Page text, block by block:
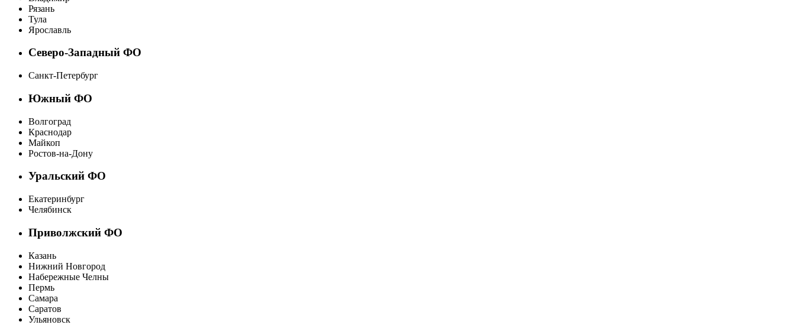
Рязань
Тула
Ярославль
Северо-Западный ФО
Санкт-Петербург
Южный ФО
Волгоград
Краснодар
Майкоп
Ростов-на-Дону
Уральский ФО
Екатеринбург
Челябинск
Приволжский ФО
Казань
Нижний Новгород
Набережные Челны
Пермь
Самара
Саратов
Ульяновск